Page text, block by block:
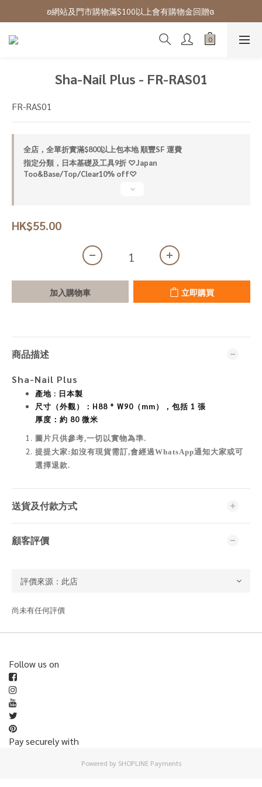
ʚ 網站免費登記會員,登入後可下單ɞ Click Here
ʚ網站及門市購物滿$100以上會有購物金回贈ɞ
ʚ 網站免費登記會員,登入後可下單ɞ Click Here
Sha-Nail Plus - FR-RAS01
FR-RAS01
全店，全單折實滿$800以上包本地 順豐SF 運費
指定分類，日本基礎及工具9折 ♡Japan
Too&Base/Top/Clear10% off♡
HK$55.00
加入購物車 立即購買
商品描述
Sha-Nail Plus
產地 : 日本製
尺寸（外觀）：H88 * W90（mm），包括 1 張
厚度：約 80 微米
圖片只供參考,一切以實物為準.
提提大家:如沒有現貨需訂,會經過WhatsApp通知大家或可
選擇退款.
送貨及付款方式
顧客評價
尚未有任何評價
Follow us on
Pay securely with
Powered by SHOPLINE Payments